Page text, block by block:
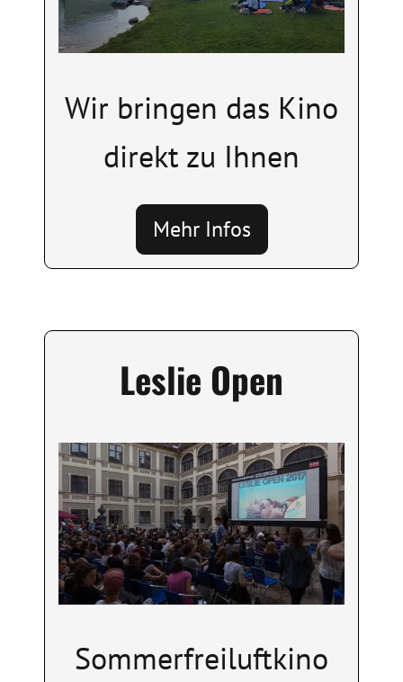
Wir bringen das Kino
direkt zu Ihnen
Mehr Infos
Leslie Open
Image
Sommerfreiluftkino